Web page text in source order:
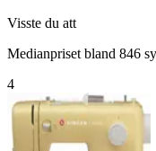
Visste du att
Medianpriset bland 846
4